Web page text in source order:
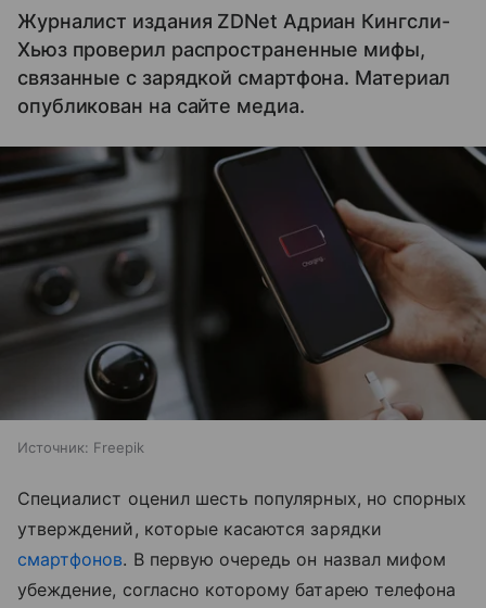
Журналист издания ZDNet Адриан Кингсли-
Хьюз проверил распространенные мифы,
связанные с зарядкой смартфона. Материал
опубликован на сайте медиа.
Источник: Freepik
Специалист оценил шесть популярных, но спорных
утверждений, которые касаются зарядки
смартфонов. В первую очередь он назвал мифом
убеждение, согласно которому батарею телефона